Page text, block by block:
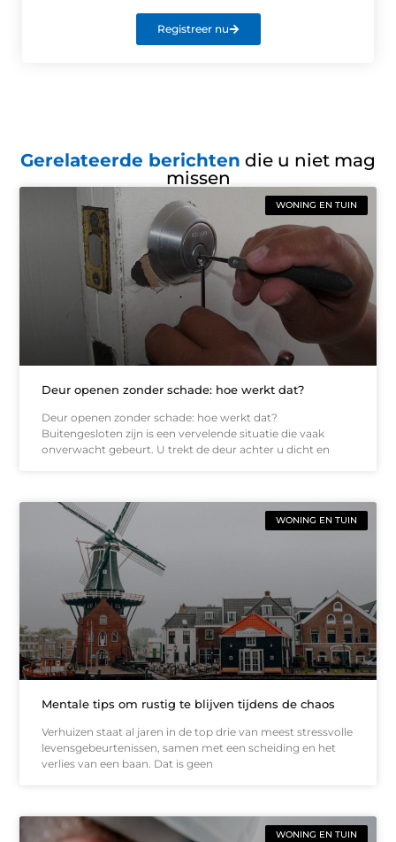
Registreer nu
Gerelateerde berichten die u niet mag
missen
WONING EN TUIN
Deur openen zonder schade: hoe werkt dat?
Deur openen zonder schade: hoe werkt dat?
Buitengesloten zijn is een vervelende situatie die vaak
onverwacht gebeurt. U trekt de deur achter u dicht en
WONING EN TUIN
Mentale tips om rustig te blijven tijdens de chaos
Verhuizen staat al jaren in de top drie van meest stressvolle
levensgebeurtenissen, samen met een scheiding en het
verlies van een baan. Dat is geen
WONING EN TUIN